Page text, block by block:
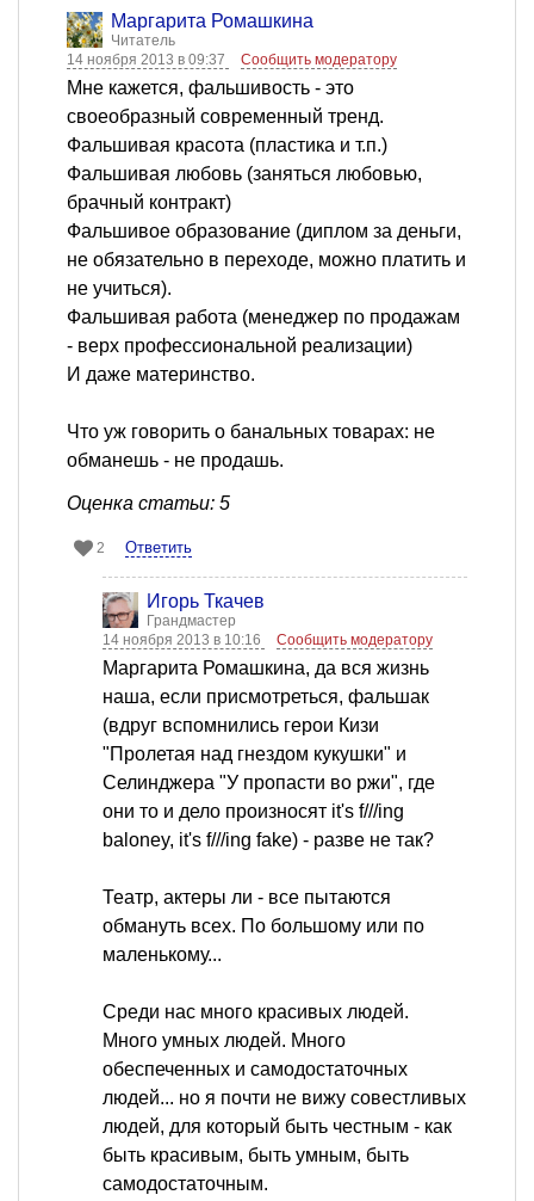
Маргарита Ромашкина
Читатель
14 ноября 2013 в 09:37
Сообщить модератору
Мне кажется, фальшивость - это
своеобразный современный тренд.
Фальшивая красота (пластика и т.п.)
Фальшивая любовь (заняться любовью,
брачный контракт)
Фальшивое образование (диплом за деньги,
не обязательно в переходе, можно платить и
не учиться).
Фальшивая работа (менеджер по продажам
- верх профессиональной реализации)
И даже материнство.
Что уж говорить о банальных товарах: не
обманешь - не продашь.
Оценка статьи: 5
2 Ответить
Игорь Ткачев
Грандмастер
14 ноября 2013 в 10:16
Сообщить модератору
Маргарита Ромашкина, да вся жизнь
наша, если присмотреться, фальшак
(вдруг вспомнились герои Кизи
"Пролетая над гнездом кукушки" и
Селинджера "У пропасти во ржи", где
они то и дело произносят it's f///ing
baloney, it's f///ing fake) - разве не так?
Театр, актеры ли - все пытаются
обмануть всех. По большому или по
маленькому...
Среди нас много красивых людей.
Много умных людей. Много
обеспеченных и самодостаточных
людей... но я почти не вижу совестливых
людей, для который быть честным - как
быть красивым, быть умным, быть
самодостаточным.